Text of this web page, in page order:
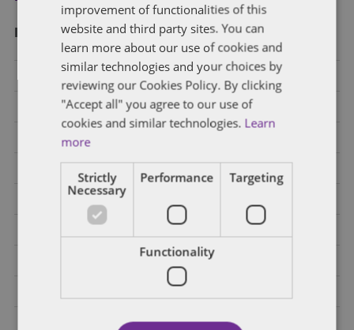
Kategori̇ler
Birleşme ve Devralma ve Ortak Girişim
Elektrikli Araçlar
improvement of functionalities of this
website and third party sites. You can
learn more about our use of cookies and
similar technologies and your choices by
reviewing our Cookies Policy. By clicking
"Accept all" you agree to our use of
cookies and similar technologies. Learn
more
Strictly
Necessary
Performance Targeting
Functionality